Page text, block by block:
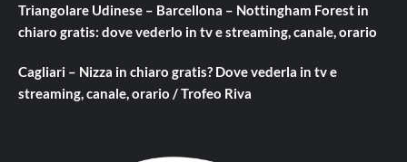
Triangolare Udinese – Barcellona – Nottingham Forest in
chiaro gratis: dove vederlo in tv e streaming, canale, orario
Cagliari – Nizza in chiaro gratis? Dove vederla in tv e
streaming, canale, orario / Trofeo Riva